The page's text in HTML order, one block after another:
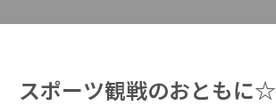
スポーツ観戦のおともに☆